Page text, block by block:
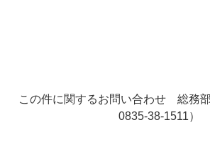
この件に関するお問い合わせ 総
0835-38-1511）